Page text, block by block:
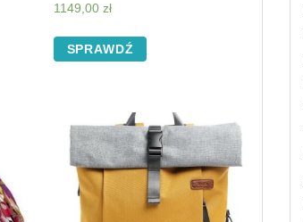
1149,00zł
SPRAWDŹ